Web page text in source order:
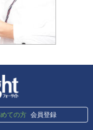
ての方 会員登録